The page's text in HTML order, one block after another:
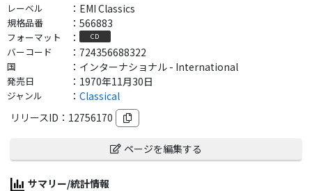
レーベル ： EMI Classics
規格品番 ： 566883
フォーマット ： CD
バーコード ： 724356688322
国 ： インターナショナル - International
発売日 ： 1970年11月30日
ジャンル ： Classical
リリースID： 12756170
ページを編集する
サマリー/統計情報